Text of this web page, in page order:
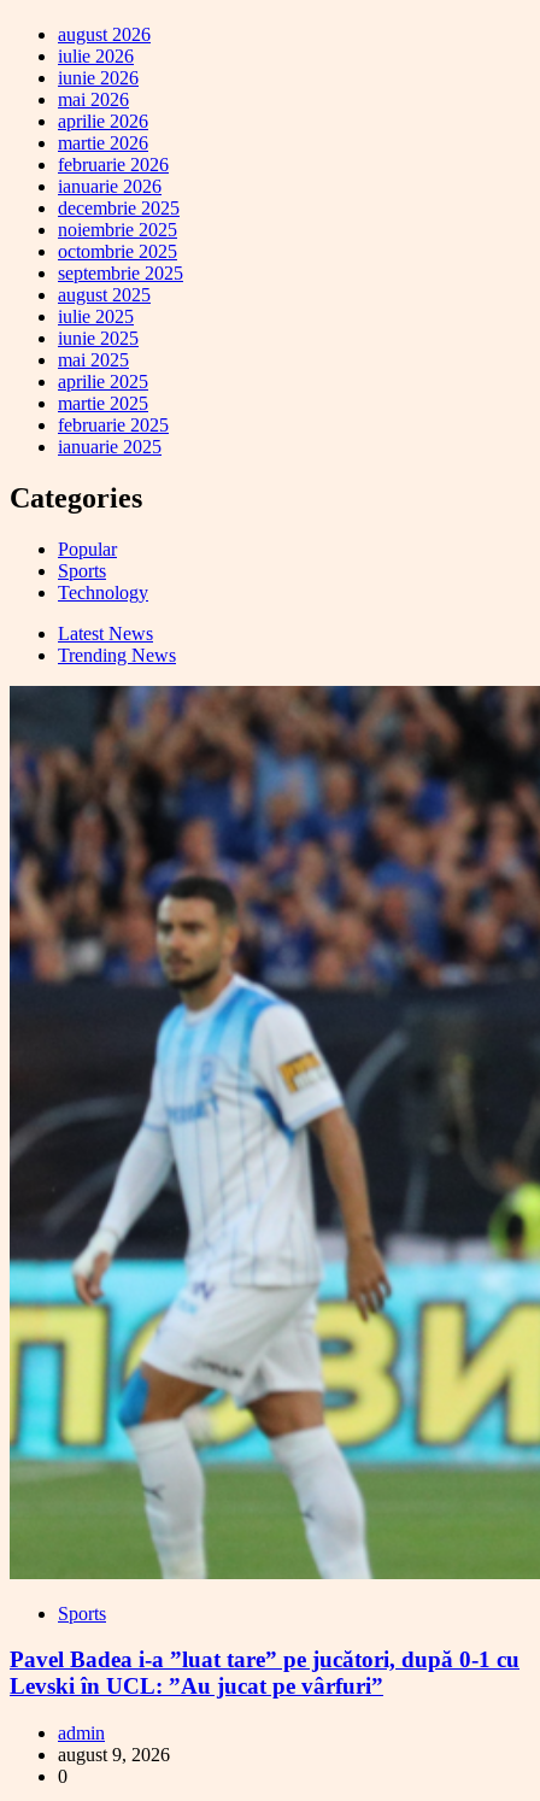
august 2026
iulie 2026
iunie 2026
mai 2026
aprilie 2026
martie 2026
februarie 2026
ianuarie 2026
decembrie 2025
noiembrie 2025
octombrie 2025
septembrie 2025
august 2025
iulie 2025
iunie 2025
mai 2025
aprilie 2025
martie 2025
februarie 2025
ianuarie 2025
Categories
Popular
Sports
Technology
Latest News
Trending News
Sports
Pavel Badea i-a ”luat tare” pe jucători, după 0-1 cu
Levski în UCL: ”Au jucat pe vârfuri”
admin
august 9, 2026
0